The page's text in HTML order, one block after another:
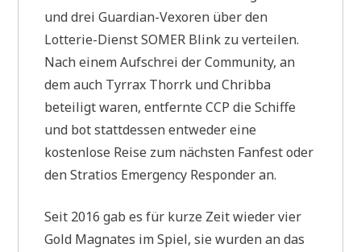
und drei Guardian-Vexoren über den
Lotterie-Dienst SOMER Blink zu verteilen.
Nach einem Aufschrei der Community, an
dem auch Tyrrax Thorrk und Chribba
beteiligt waren, entfernte CCP die Schiffe
und bot stattdessen entweder eine
kostenlose Reise zum nächsten Fanfest oder
den Stratios Emergency Responder an.
Seit 2016 gab es für kurze Zeit wieder vier
Gold Magnates im Spiel, sie wurden an das